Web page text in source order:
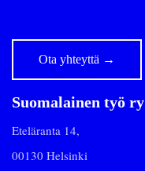
Ota yhteyttä →
Suomalainen työ ry
Eteläranta 14,
00130 Helsinki